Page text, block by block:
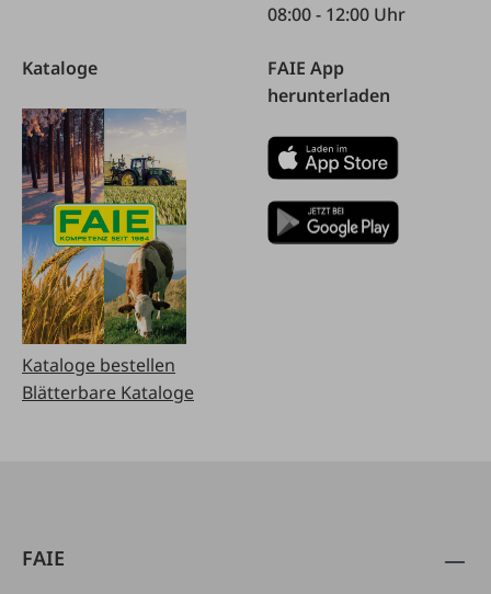
08:00 - 12:00 Uhr
Kataloge
Kataloge bestellen
Blätterbare Kataloge
FAIE App
herunterladen
FAIE